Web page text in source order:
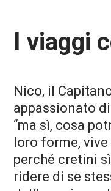
I viaggi
Nico, il
appassionato
“ma sì, cosa
loro forme,
perché cretini
ridere di se